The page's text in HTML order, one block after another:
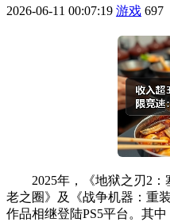
2026-06-11 00:07:19 游戏 697
2025年，《地狱之刃2
老之圈》及《战争机器：重
作品相继登陆PS5平台。其